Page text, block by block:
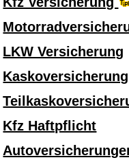
LKW Versicherung
Kaskoversicherung
Kfz Haftpflicht